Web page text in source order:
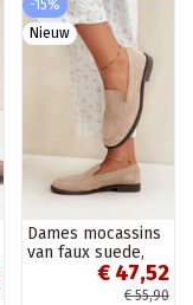
-15%
Nieuw
Dames mocassins
van faux suede,
zandkleur Laisie
€ 47,52
€ 55,90